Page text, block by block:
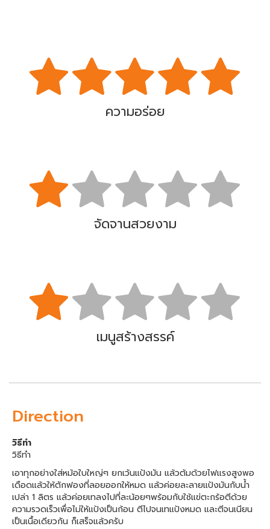
ความอร่อย
จัดจานสวยงาม
เมนูสร้างสรรค์
Direction
วิธีทำ
วิธีทำ
เอาทุกอย่างใส่หม้อใบใหญ่ๆ ยกเว้นแป้งมัน แล้วต้มด้วยไฟแรงสูงพอ
เดือดแล้วให้ตักฟองที่ลอยออกให้หมด แล้วค่อยละลายแป้งมันกับน้ำ
เปล่า 1 ลิตร แล้วค่อยเทลงไปที่ละน้อยๆพร้อมกับใช้แฃ่ตะกร้อตีด้วย
ความรวดเร็วเพื่อไม่ให้แป้งเป็นก้อน ตีไปจนเทแป้งหมด และตีจนเนียน
เป็นเนื้อเดียวกัน ก็เสร็จแล้วครับ